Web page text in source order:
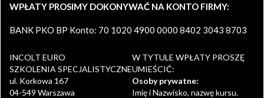
WPŁATY PROSIMY DOKONYWAĆ NA KONTO FIRMY:
BANK PKO BP Konto: 70 1020 4900 0000 8402 3043 8703
INCOLT EURO
SZKOLENIA SPECJALISTYCZNE
ul. Korkowa 167
04-549 Warszawa
W TYTULE WPŁATY PROSZĘ
UMIEŚCIĆ:
Osoby prywatne:
Imię i Nazwisko, nazwę kursu.